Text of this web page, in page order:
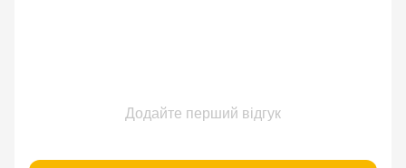
Додайте перший відгук